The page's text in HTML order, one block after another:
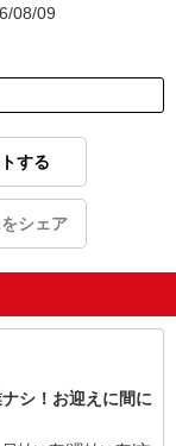
08/09
する
シェア
シ！お迎えに間に